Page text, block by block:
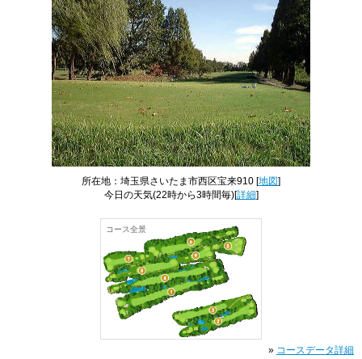
所在地：埼玉県さいたま市西区宝来910 [地図]
今日の天気(22時から3時間毎)[詳細]
コース全景
» コースデータ詳細